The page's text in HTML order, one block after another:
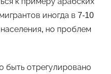
иногда в 7-10
но проблем
быть отрегулировано